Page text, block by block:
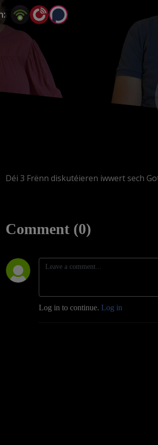
Déi 3 Frënn diskutéieren iwwert sech
Comment (0)
Log in to continue. Log in